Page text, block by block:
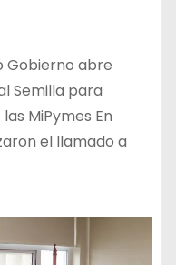
Gobierno abre
Semilla para
MiPymes En
el llamado a